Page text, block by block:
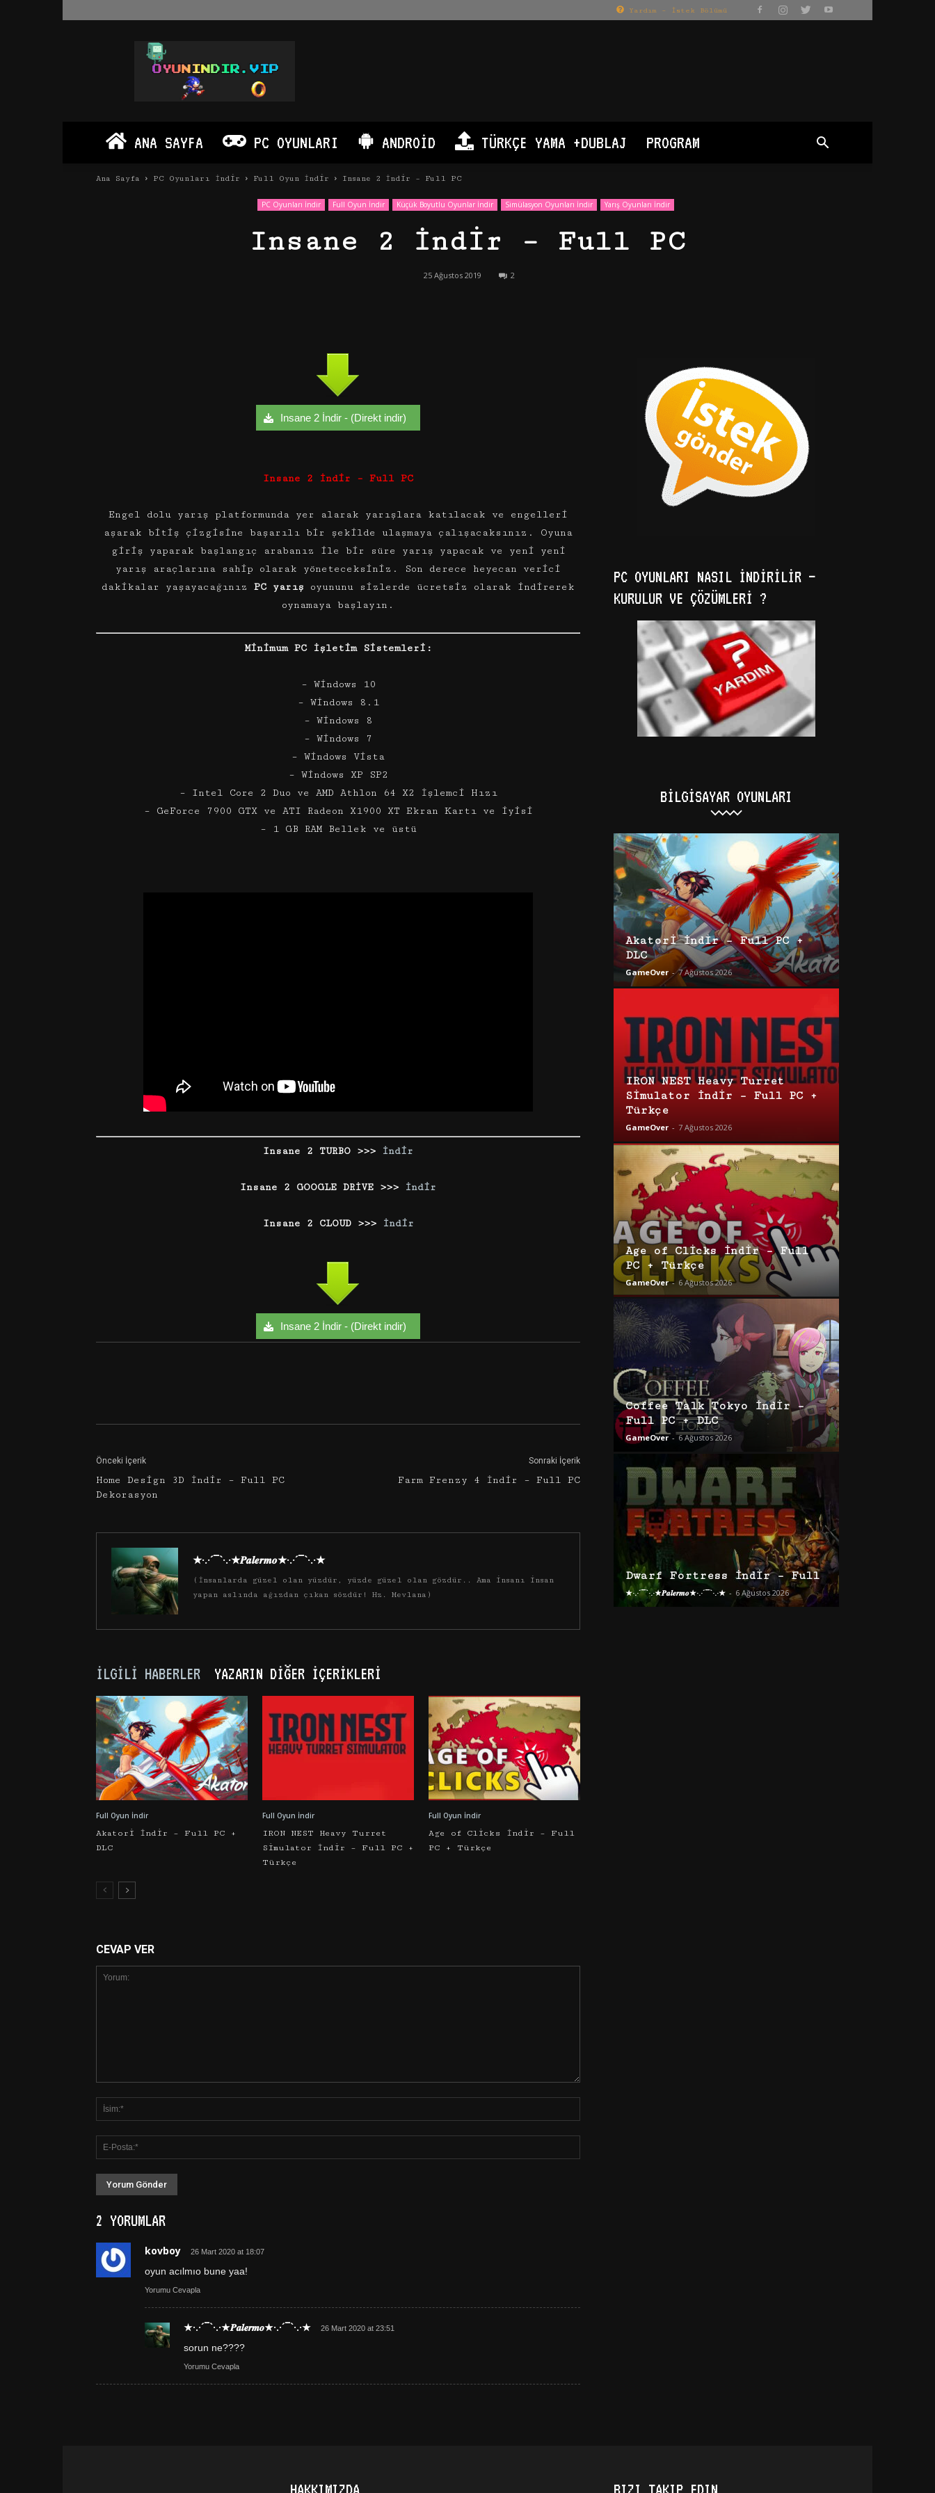
Yardım – İstek Bölümü
Oyun
İndir
PC
Android
ANA SAYFA PC OYUNLARI ANDROID TÜRKÇE YAMA +DUBLAJ PROGRAM
Ana Sayfa PC Oyunları İndir Full Oyun İndir Insane 2 İndir – Full PC
PC Oyunları İndir Full Oyun İndir Küçük Boyutlu Oyunlar İndir Simülasyon Oyunları İndir Yarış Oyunları İndir
Insane 2 İndir – Full PC
25 Ağustos 2019 2
Insane 2 İndir - (Direkt indir)
Insane 2 İndir – Full PC
Engel dolu yarış platformunda yer alarak yarışlara katılacak ve engelleri
aşarak bitiş çizgisine başarılı bir şekilde ulaşmaya çalışacaksınız. Oyuna
giriş yaparak başlangıç arabanız ile bir süre yarış yapacak ve yeni yeni
yarış araçlarına sahip olarak yöneteceksiniz. Son derece heyecan verici
dakikalar yaşayacağınız
PC yarış oyununu sizlerde ücretsiz olarak indirerek
oynamaya başlayın.
Minimum PC İşletim Sistemleri:
– Windows 10
– Windows 8.1
– Windows 8
– Windows 7
– Windows Vista
– Windows XP SP2
– Intel Core 2 Duo ve AMD Athlon 64 X2 İşlemci Hızı
– GeForce 7900 GTX ve ATI Radeon X1900 XT Ekran Kartı ve iyisi
– 1 GB RAM Bellek ve üstü
Insane 2 TURBO >>> İndir
Insane 2 GOOGLE DRİVE >>> İndir
Insane 2 CLOUD >>>İndir
Insane 2 İndir - (Direkt indir)
Önceki İçerik
Home Design 3D İndir – Full PC
Dekorasyon
Sonraki İçerik
Farm Frenzy 4 İndir – Full PC
★·.·´¯`·.·★𝑷𝒂𝒍𝒆𝒓𝒎𝒐★·.·´¯`·.·★
(İnsanlarda güzel olan yüzdür, yüzde güzel olan gözdür.. Ama insanı insan
yapan aslında ağızdan çıkan sözdür! Hz. Mevlana)
İLGILI HABERLER YAZARIN DIĞER İÇERIKLERI
Full Oyun İndir
Akatori İndir – Full PC +
DLC
Full Oyun İndir
IRON NEST Heavy Turret
Simulator İndir – Full PC +
Türkçe
Full Oyun İndir
Age of Clicks İndir – Full
PC + Türkçe
CEVAP VER
2 YORUMLAR
kovboy 26 Mart 2020 at 18:07
oyun acılmıo bune yaa!
Yorumu Cevapla
★·.·´¯`·.·★𝑷𝒂𝒍𝒆𝒓𝒎𝒐★·.·´¯`·.·★ 26 Mart 2020 at 23:51
sorun ne????
Yorumu Cevapla
PC OYUNLARI NASIL İNDIRILIR –
KURULUR VE ÇÖZÜMLERI ?
BILGISAYAR OYUNLARI
Akatori İndir – Full PC +
DLC
GameOver - 7 Ağustos 2026
IRON NEST Heavy Turret
Simulator İndir – Full PC +
Türkçe
GameOver - 7 Ağustos 2026
Age of Clicks İndir – Full
PC + Türkçe
GameOver - 6 Ağustos 2026
Coffee Talk Tokyo İndir –
Full PC + DLC
GameOver - 6 Ağustos 2026
Dwarf Fortress İndir – Full
★·.·´¯`·.·★𝑷𝒂𝒍𝒆𝒓𝒎𝒐★·.·´¯`·.·★ - 6 Ağustos 2026